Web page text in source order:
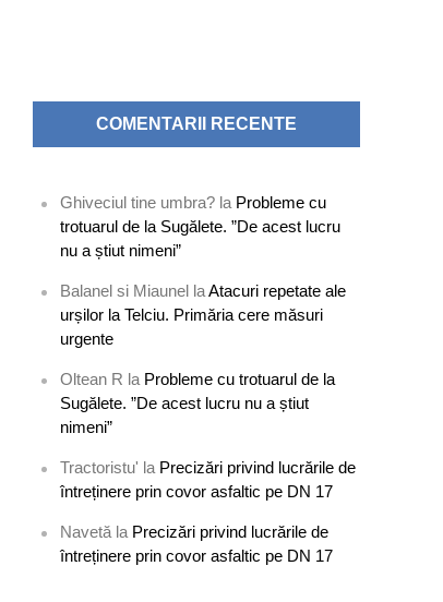
COMENTARII RECENTE
Ghiveciul tine umbra? la Probleme cu
trotuarul de la Sugălete. ”De acest lucru
nu a știut nimeni”
Balanel si Miaunel laAtacuri repetate ale
urșilor la Telciu. Primăria cere măsuri
urgente
Oltean R la Probleme cu trotuarul de la
Sugălete. ”De acest lucru nu a știut
nimeni”
Tractoristu' la Precizări privind lucrările de
întreținere prin covor asfaltic pe DN 17
Navetă la Precizări privind lucrările de
întreținere prin covor asfaltic pe DN 17